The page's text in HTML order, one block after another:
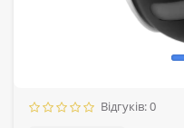
Відгуків: 0